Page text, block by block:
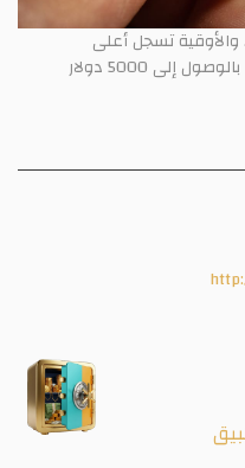
مصر.. والأوقية تسجل أعلى